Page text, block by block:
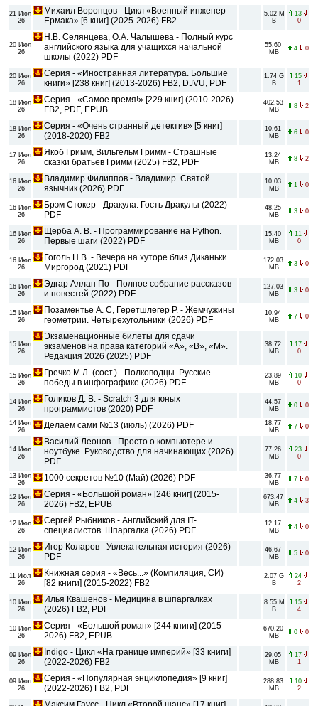
21 Июл
26
Михаил Воронцов - Цикл «Военный инженер
Ермака» [6 книг] (2025-2026) FB2
5.02 M
B
13
0
20 Июл
26
Н.В. Селянцева, О.А. Чалышева - Полный курс
английского языка для учащихся начальной
школы (2022) PDF
55.60
MB
4 0
20 Июл
26
Серия - «Иностранная литература. Большие
книги» [238 книг] (2013-2026) FB2, DJVU, PDF
1.74 G
B
15
1
18 Июл
26
Серия - «Самое время!» [229 книг] (2010-2026)
FB2, PDF, EPUB
402.53
MB
8 2
18 Июл
26
Серия - «Очень странный детектив» [5 книг]
(2018-2020) FB2
10.61
MB
6 0
17 Июл
26
Якоб Гримм, Вильгельм Гримм - Страшные
сказки братьев Гримм (2025) FB2, PDF
13.24
MB
8 2
16 Июл
26
Владимир Филиппов - Владимир. Святой
язычник (2026) PDF
10.03
MB
1 0
16 Июл
26
Брэм Стокер - Дракула. Гость Дракулы (2022)
PDF
48.25
MB
3 0
16 Июл
26
Щерба А. В. - Программирование на Python.
Первые шаги (2022) PDF
15.40
MB
11
0
16 Июл
26
Гоголь Н.В. - Вечера на хуторе близ Диканьки.
Миргород (2021) PDF
172.03
MB
3 0
16 Июл
26
Эдгар Аллан По - Полное собрание рассказов
и повестей (2022) PDF
127.03
MB
3 0
15 Июл
26
Позаментье А. С, Геретшлегер Р. - Жемчужины
геометрии. Четырехугольники (2026) PDF
10.94
MB
7 0
15 Июл
26
Экзаменационные билеты для сдачи
экзаменов на права категорий «А», «В», «М».
Редакция 2026 (2025) PDF
38.72
MB
17
0
15 Июл
26
Гречко М.Л. (сост.) - Полководцы. Русские
победы в инфографике (2026) PDF
23.89
MB
10
0
14 Июл
26
Голиков Д. В. - Scratch 3 для юных
программистов (2020) PDF
44.57
MB
0 0
14 Июл
26
Делаем сами №13 (июль) (2026) PDF
18.77
MB
7 0
14 Июл
26
Василий Леонов - Просто о компьютере и
ноутбуке. Руководство для начинающих (2026)
PDF
77.26
MB
23
0
13 Июл
26
1000 секретов №10 (Май) (2026) PDF
36.77
MB
7 0
12 Июл
26
Серия - «Большой роман» [246 книг] (2015-
2026) FB2, EPUB
673.47
MB
4 3
12 Июл
26
Сергей Рыбников - Английский для IT-
специалистов. Шпаргалка (2026) PDF
12.17
MB
4 0
12 Июл
26
Игор Коларов - Увлекательная история (2026)
PDF
46.67
MB
5 0
11 Июл
26
Книжная серия - «Весь...» (Компиляция, СИ)
[82 книги] (2015-2022) FB2
2.07 G
B
24
2
10 Июл
26
Илья Квашенов - Медицина в шпаргалках
(2026) FB2, PDF
8.55 M
B
15
4
10 Июл
26
Серия - «Большой роман» [244 книги] (2015-
2026) FB2, EPUB
670.20
MB
0 0
09 Июл
26
Indigo - Цикл «На границе империй» [33 книги]
(2022-2026) FB2
29.05
MB
17
1
09 Июл
26
Серия - «Популярная энциклопедия» [9 книг]
(2022-2026) FB2, PDF
288.83
MB
10
2